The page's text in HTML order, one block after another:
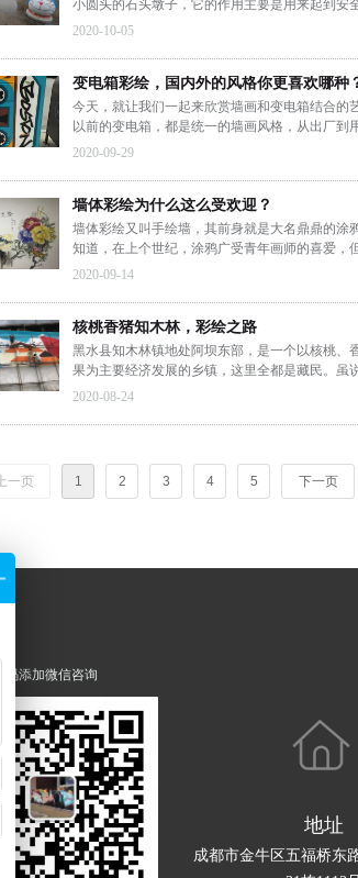
小圆头的石头墩子，它的作用主要是用来起到安
阻挡车辆驶入的作用。不过由于特殊的外形，被
2020-10-05
变电箱彩绘，国内外的风格你更喜欢哪种
今天，就让我们一起来欣赏墙画和变电箱结合的
以前的变电箱，都是统一的墙画风格，从出厂到
都是一个颜色，讲究一点的会刷一点色漆，看起
巷，变电箱也没能“逃过此劫”。
2020-09-29
墙体彩绘为什么这么受欢迎？
墙体彩绘又叫手绘墙，其前身就是大名鼎鼎的涂
知道，在上个世纪，涂鸦广受青年画师的喜爱，
公共环境影响很大，发展一直备受限制。直到家
单的图案，而渐渐发展成墙体彩绘。
2020-09-14
核桃香猪知木林，彩绘之路
黑水县知木林镇地处阿坝东部，是一个以核桃、
果为主要经济发展的乡镇，这里全都是藏民。虽
乡，但目前建设也很快，有部分的柏油路，物资
2020-08-24
上一页 1 2 3 4 5 下一页
地址
成都市金牛区五福桥东
扫码添加微信咨询